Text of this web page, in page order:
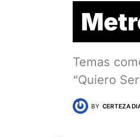
Temas
“Quiero
BY CERTEZA